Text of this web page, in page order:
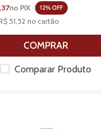
no PIX 12% OFF
51 52 no cartão
COMPRAR
Comparar Produto